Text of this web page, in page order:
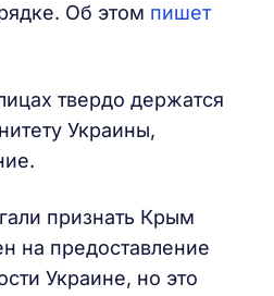
Об этом пишет
твердо держатся
Украины,
признать Крым
на предоставление
Украине, но это